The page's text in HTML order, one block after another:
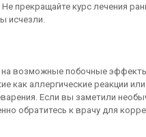
прекращайте курс лечения
исчезли.
на возможные побочные
как аллергические реакции или
Если вы заметили
обратитесь к врачу для